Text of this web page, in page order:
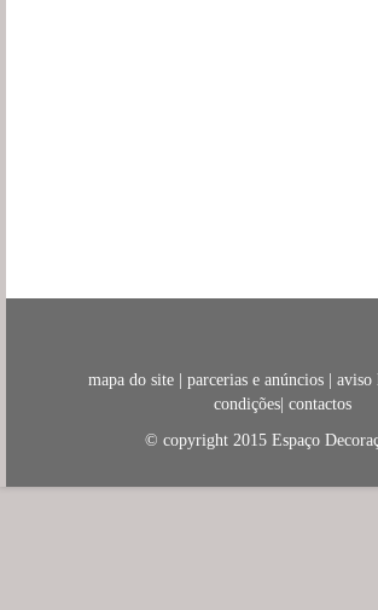
mapa do site | parcerias e anúncios | aviso
condições| contactos
© copyright 2015 Espaço